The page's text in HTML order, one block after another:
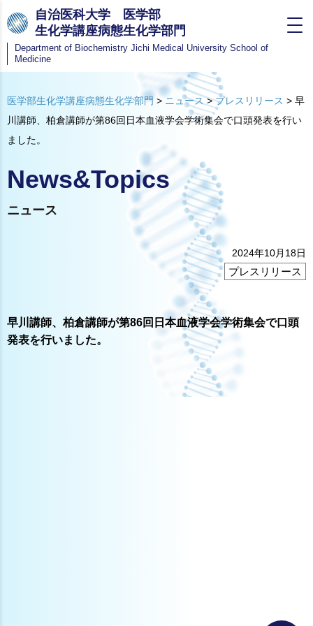
自治医科大学 医学部
生化学講座病態生化学部門
Department of Biochemistry Jichi Medical University School of
Medicine
医学部生化学講座病態生化学部門> ニュース>プレスリリース > 早
川講師、柏倉講師が第86回日本血液学会学術集会で口頭発表を行い
ました。
News&Topics
ニュース
2024年10月18日
プレスリリース
早川講師、柏倉講師が第86回日本血液学会学術集会で口頭
発表を行いました。